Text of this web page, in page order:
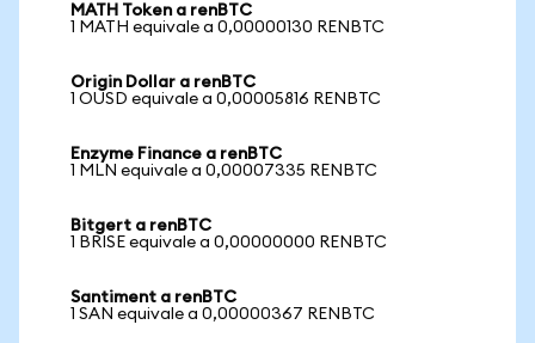
MATH Token a renBTC
1 MATH equivale a 0,00000130 RENBTC
Origin Dollar a renBTC
1 OUSD equivale a 0,00005816 RENBTC
Enzyme Finance a renBTC
1 MLN equivale a 0,00007335 RENBTC
Bitgert a renBTC
1 BRISE equivale a 0,00000000 RENBTC
Santiment a renBTC
1 SAN equivale a 0,00000367 RENBTC